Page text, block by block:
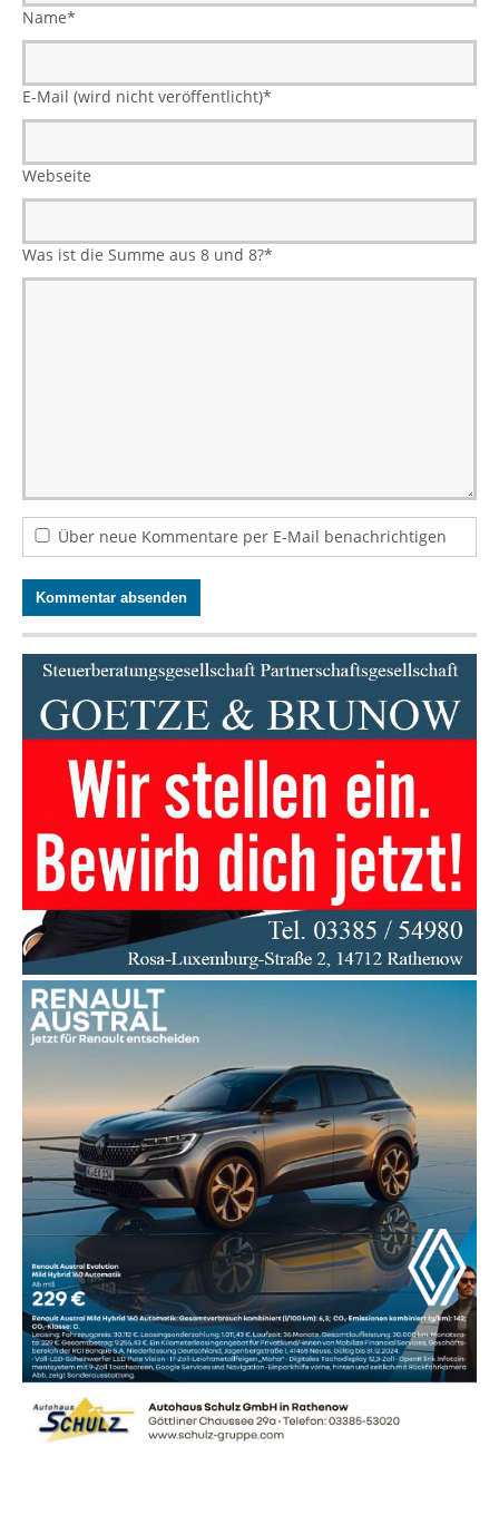
Name*
E-Mail (wird nicht veröffentlicht)*
Webseite
Was ist die Summe aus 8 und 8?*
Über neue Kommentare per E-Mail benachrichtigen